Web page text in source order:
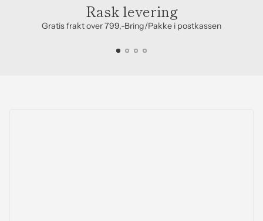
Rask levering
Gratis frakt over 799,-Bring/Pakke i postkassen